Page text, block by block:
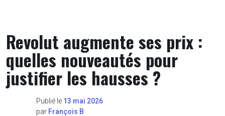
Revolut augmente ses prix :
quelles nouveautés pour
justifier les hausses ?
Publié le 13 mai 2026
par François B